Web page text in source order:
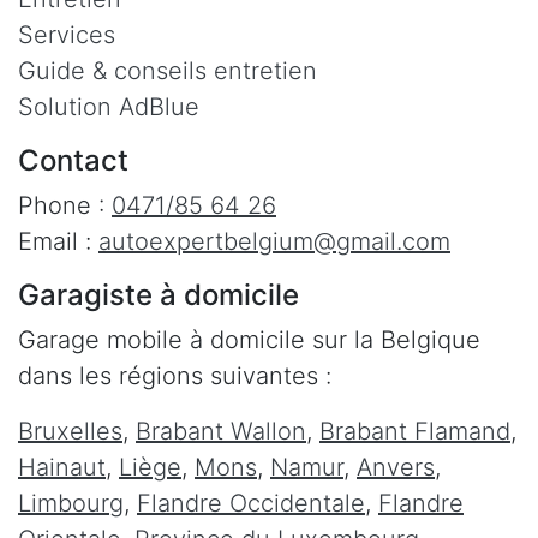
Services
Guide & conseils entretien
Solution AdBlue
Contact
Phone : 0471/85 64 26
Email : autoexpertbelgium@gmail.com
Garagiste à domicile
Garage mobile à domicile sur la Belgique
dans les régions suivantes :
Bruxelles, Brabant Wallon, Brabant Flamand,
Hainaut, Liège, Mons, Namur, Anvers,
Limbourg, Flandre Occidentale, Flandre